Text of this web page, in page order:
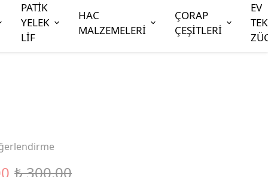
PATİK
YELEK
LİF
HAC
MALZEMELERİ
ÇORAP
ÇEŞİTLERİ
EV
₺ 300.00